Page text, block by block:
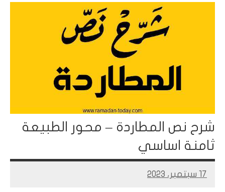
شرح نص المطاردة – محور الطبيعة
ثامنة اساسي
17 سبتمبر، 2023
Mohamed